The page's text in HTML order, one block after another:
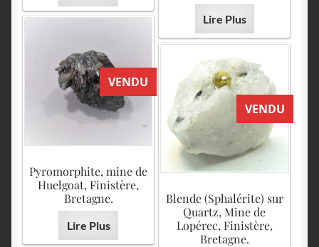
Lire Plus
VENDU
Pyromorphite, mine de
Huelgoat, Finistère,
Bretagne.
Lire Plus
VENDU
Blende (Sphalérite) sur
Quartz, Mine de
Lopérec, Finistère,
Bretagne.